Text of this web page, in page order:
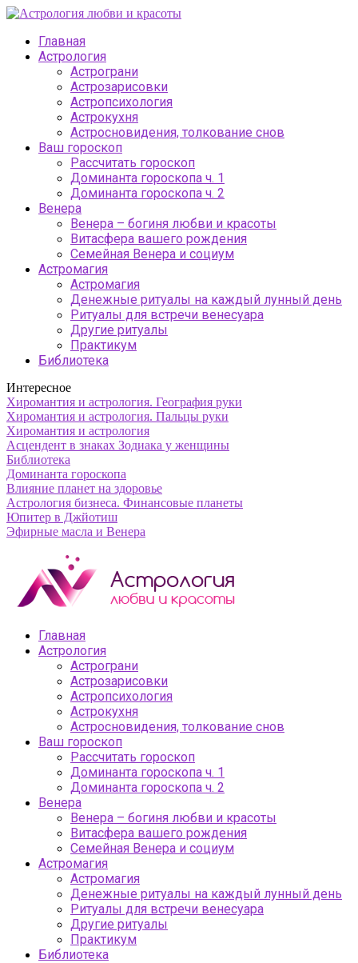
Главная
Астрология
Астрограни
Астрозарисовки
Астропсихология
Астрокухня
Астросновидения, толкование снов
Ваш гороскоп
Рассчитать гороскоп
Доминанта гороскопа ч. 1
Доминанта гороскопа ч. 2
Венера
Венера – богиня любви и красоты
Витасфера вашего рождения
Семейная Венера и социум
Астромагия
Астромагия
Денежные ритуалы на каждый лунный день
Ритуалы для встречи венесуара
Другие ритуалы
Практикум
Библиотека
Интересное
Хиромантия и астрология. География руки
Хиромантия и астрология. Пальцы руки
Хиромантия и астрология
Асцендент в знаках Зодиака у женщины
Библиотека
Доминанта гороскопа
Влияние планет на здоровье
Астрология бизнеса. Финансовые планеты
Юпитер в Джйотиш
Эфирные масла и Венера
Главная
Астрология
Астрограни
Астрозарисовки
Астропсихология
Астрокухня
Астросновидения, толкование снов
Ваш гороскоп
Рассчитать гороскоп
Доминанта гороскопа ч. 1
Доминанта гороскопа ч. 2
Венера
Венера – богиня любви и красоты
Витасфера вашего рождения
Семейная Венера и социум
Астромагия
Астромагия
Денежные ритуалы на каждый лунный день
Ритуалы для встречи венесуара
Другие ритуалы
Практикум
Библиотека